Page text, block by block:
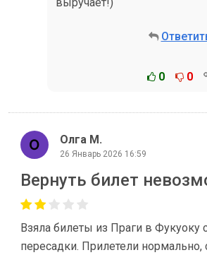
0 0
Олга М.
26 Январь 2026 16:59
Вернуть билет
Взяла билеты из Праги в Фукуоку
пересадки. Прилетели нормально,